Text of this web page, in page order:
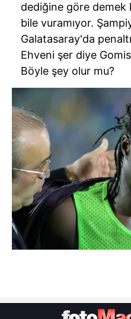
dediğine göre demek
bile vuramıyor.
Galatasaray'da
Ehveni şer diye
Böyle şey olur mu?